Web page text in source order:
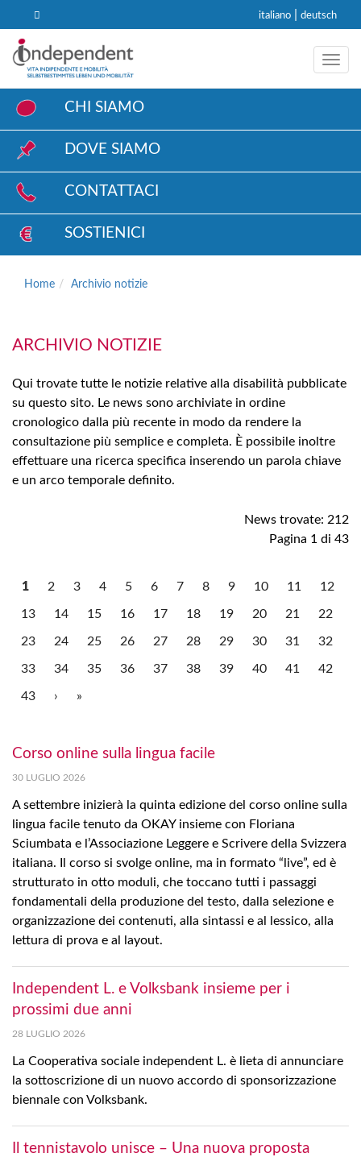
italiano deutsch
CHI SIAMO
DOVE SIAMO
CONTATTACI
SOSTIENICI
Home Archivio notizie
ARCHIVIO NOTIZIE
Qui trovate tutte le notizie relative alla disabilità pubblicate
su questo sito. Le news sono archiviate in ordine
cronologico dalla più recente in modo da rendere la
consultazione più semplice e completa. È possibile inoltre
effettuare una ricerca specifica inserendo un parola chiave
e un arco temporale definito.
News trovate: 212
Pagina 1 di 43
1 2 3 4 5 6 7 8 9 10 11 12
13 14 15 16 17 18 19 20 21 22
23 24 25 26 27 28 29 30 31 32
33 34 35 36 37 38 39 40 41 42
43 › »
Corso online sulla lingua facile
30 LUGLIO 2026
A settembre inizierà la quinta edizione del corso online sulla
lingua facile tenuto da OKAY insieme con Floriana
Sciumbata e l’Associazione Leggere e Scrivere della Svizzera
italiana. Il corso si svolge online, ma in formato “live”, ed è
strutturato in otto moduli, che toccano tutti i passaggi
fondamentali della produzione del testo, dalla selezione e
organizzazione dei contenuti, alla sintassi e al lessico, alla
lettura di prova e al layout.
Independent L. e Volksbank insieme per i
prossimi due anni
28 LUGLIO 2026
La Cooperativa sociale independent L. è lieta di annunciare
la sottoscrizione di un nuovo accordo di sponsorizzazione
biennale con Volksbank.
Il tennistavolo unisce – Una nuova proposta